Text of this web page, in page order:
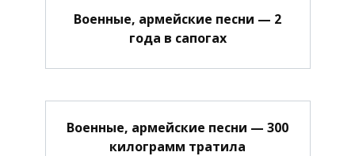
Военные, армейские песни — 2
года в сапогах
Военные, армейские песни — 300
килограмм тратила